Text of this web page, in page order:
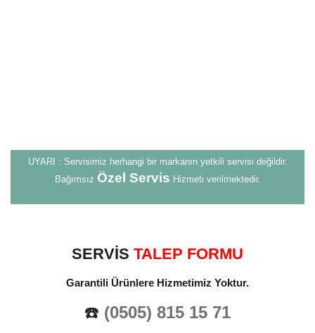
UYARI : Servisimiz herhangi bir markanın yetkili servisi değildir.
Bağımsız Özel Servis Hizmeti verilmektedir.
SERVİS TALEP FORMU
Garantili Ürünlere Hizmetimiz Yoktur.
☎️ (0505) 815 15 71